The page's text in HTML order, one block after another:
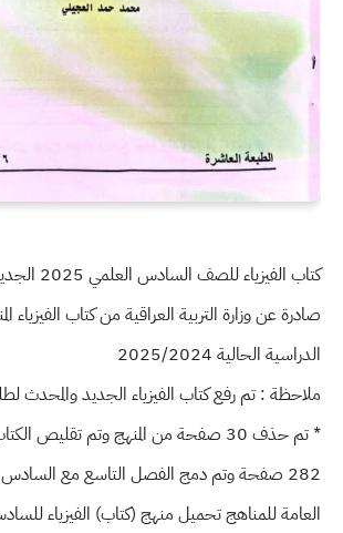
كتاب
صادرة عن وزارة التربية العراقية من كتاب الفيزياء
الدراسية الحالية 2025/2024
ملاحظة : تم رفع كتاب الفيزياء الجديد والمحدث
282 صفحة وتم دمج الفصل التاسع مع السادس